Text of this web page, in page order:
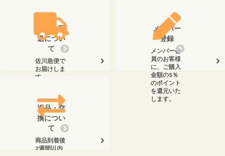
送料・配
送につい
て
佐川急便で
お届けしま
す。
メンバー
登録
メンバー会
員のお客様
に、ご購入
金額の5％
のポイント
を還元いた
します。
返品・交
換につい
て
商品到着後
2週間以内